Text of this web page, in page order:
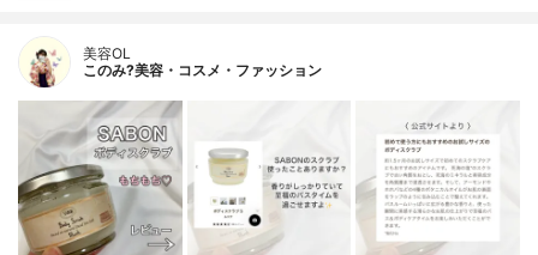
美容OL
このみ?美容・コスメ・ファッション